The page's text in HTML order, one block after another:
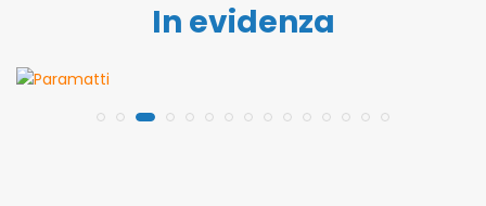
In evidenza